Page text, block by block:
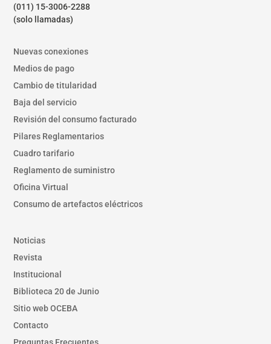
(011) 15-3006-2288
(solo llamadas)
Nuevas conexiones
Medios de pago
Cambio de titularidad
Baja del servicio
Revisión del consumo facturado
Pilares Reglamentarios
Cuadro tarifario
Reglamento de suministro
Oficina Virtual
Consumo de artefactos eléctricos
Noticias
Revista
Institucional
Biblioteca 20 de Junio
Sitio web OCEBA
Contacto
Preguntas Frecuentes